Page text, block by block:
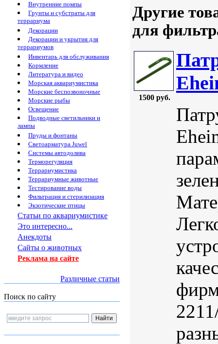
Внутренние помпы
Грунты и субстраты для
террариума
Декорации
Декорации и укрытия для
террариумов
Инвентарь для обслуживания
Кормление
Литература и видео
Морская аквариумистика
Морские беспозвоночные
Морские рыбы
Освещение
Подводные светильники и
лампы
Пруды и фонтаны
Светоарматура Juwel
Системы автодолива
Терморегуляция
Террариумистика
Террариумные животные
Тестирование воды
Фильтрация и стерилизация
Экзотические птицы
Статьи по аквариумистике
Это интересно...
Анекдоты
Сайты о животных
Реклама на сайте
Различные статьи
Поиск по сайту
Другие
для
1500 руб.